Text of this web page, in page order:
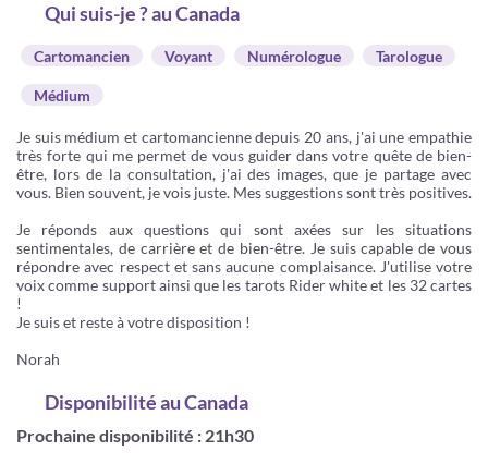
Qui suis-je ? au Canada
Cartomancien Voyant Numérologue Tarologue
Médium
Je suis médium et cartomancienne depuis 20 ans, j'ai une empathie
très forte qui me permet de vous guider dans votre quête de bien-
être, lors de la consultation, j'ai des images, que je partage avec
vous. Bien souvent, je vois juste. Mes suggestions sont très positives.
Je réponds aux questions qui sont axées sur les situations
sentimentales, de carrière et de bien-être. Je suis capable de vous
répondre avec respect et sans aucune complaisance. J'utilise votre
voix comme support ainsi que les tarots Rider white et les 32 cartes
!
Je suis et reste à votre disposition !
Norah
Disponibilitéau Canada
Prochaine disponibilité : 21h30